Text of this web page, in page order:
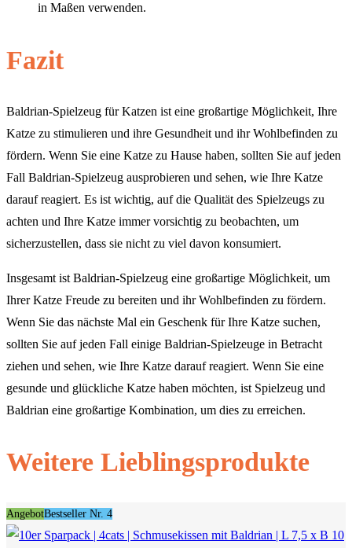
in Maßen verwenden.
Fazit
Baldrian-Spielzeug für Katzen ist eine großartige Möglichkeit, Ihre
Katze zu stimulieren und ihre Gesundheit und ihr Wohlbefinden zu
fördern. Wenn Sie eine Katze zu Hause haben, sollten Sie auf jeden
Fall Baldrian-Spielzeug ausprobieren und sehen, wie Ihre Katze
darauf reagiert. Es ist wichtig, auf die Qualität des Spielzeugs zu
achten und Ihre Katze immer vorsichtig zu beobachten, um
sicherzustellen, dass sie nicht zu viel davon konsumiert.
Insgesamt ist Baldrian-Spielzeug eine großartige Möglichkeit, um
Ihrer Katze Freude zu bereiten und ihr Wohlbefinden zu fördern.
Wenn Sie das nächste Mal ein Geschenk für Ihre Katze suchen,
sollten Sie auf jeden Fall einige Baldrian-Spielzeuge in Betracht
ziehen und sehen, wie Ihre Katze darauf reagiert. Wenn Sie eine
gesunde und glückliche Katze haben möchten, ist Spielzeug und
Baldrian eine großartige Kombination, um dies zu erreichen.
Weitere Lieblingsprodukte
AngebotBestseller Nr. 4